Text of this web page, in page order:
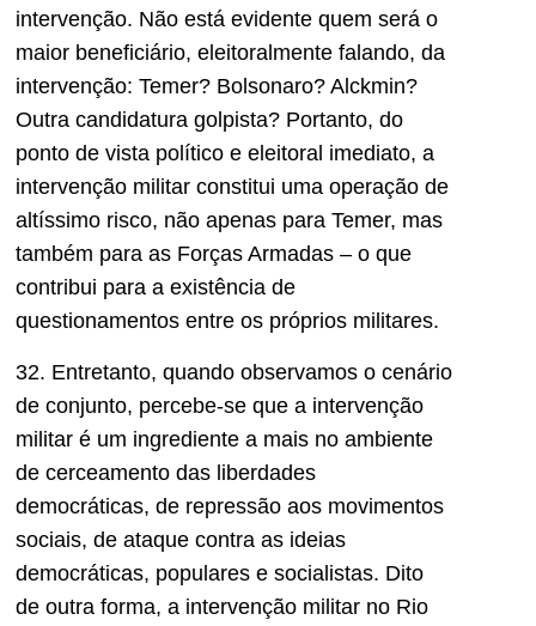
intervenção. Não está evidente quem será o
maior beneficiário, eleitoralmente falando, da
intervenção: Temer? Bolsonaro? Alckmin?
Outra candidatura golpista? Portanto, do
ponto de vista político e eleitoral imediato, a
intervenção militar constitui uma operação de
altíssimo risco, não apenas para Temer, mas
também para as Forças Armadas – o que
contribui para a existência de
questionamentos entre os próprios militares.
32. Entretanto, quando observamos o cenário
de conjunto, percebe-se que a intervenção
militar é um ingrediente a mais no ambiente
de cerceamento das liberdades
democráticas, de repressão aos movimentos
sociais, de ataque contra as ideias
democráticas, populares e socialistas. Dito
de outra forma, a intervenção militar no Rio